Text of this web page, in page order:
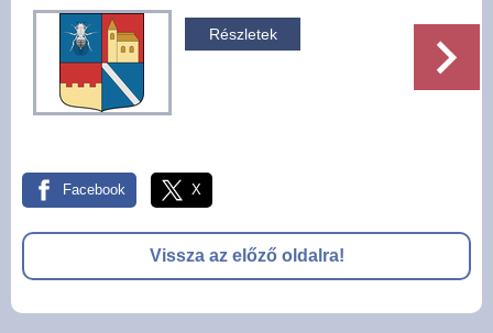
Galéria
Pályázatok
Alsórajk
Részletek
Facebook X
Vissza az előző oldalra!